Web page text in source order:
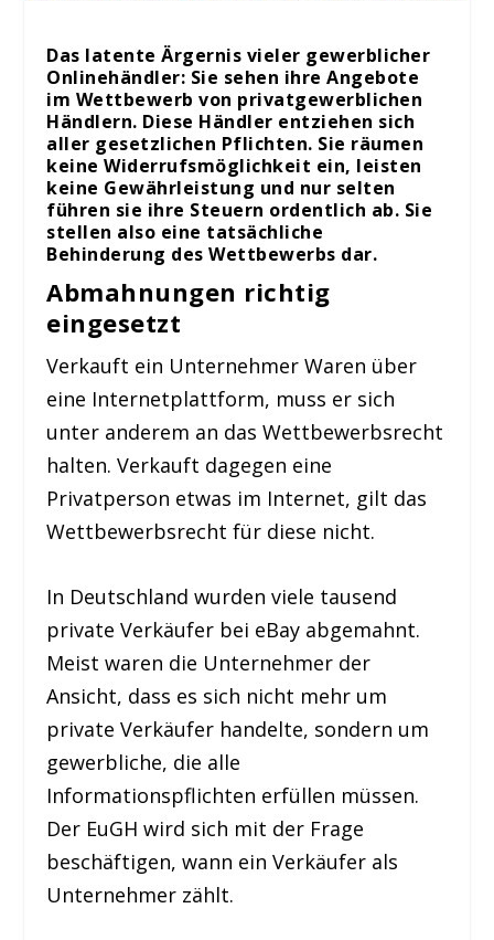
Das latente Ärgernis vieler gewerblicher
Onlinehändler: Sie sehen ihre Angebote
im Wettbewerb von privatgewerblichen
Händlern. Diese Händler entziehen sich
aller gesetzlichen Pflichten. Sie räumen
keine Widerrufsmöglichkeit ein, leisten
keine Gewährleistung und nur selten
führen sie ihre Steuern ordentlich ab. Sie
stellen also eine tatsächliche
Behinderung des Wettbewerbs dar.
Abmahnungen richtig
eingesetzt
Verkauft ein Unternehmer Waren über
eine Internetplattform, muss er sich
unter anderem an das Wettbewerbsrecht
halten. Verkauft dagegen eine
Privatperson etwas im Internet, gilt das
Wettbewerbsrecht für diese nicht.
In Deutschland wurden viele tausend
private Verkäufer bei eBay abgemahnt.
Meist waren die Unternehmer der
Ansicht, dass es sich nicht mehr um
private Verkäufer handelte, sondern um
gewerbliche, die alle
Informationspflichten erfüllen müssen.
Der EuGH wird sich mit der Frage
beschäftigen, wann ein Verkäufer als
Unternehmer zählt.